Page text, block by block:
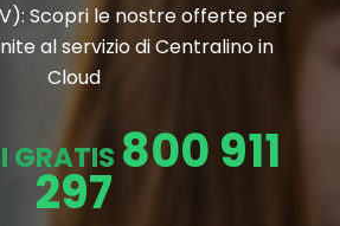
Scopri le nostre offerte per
al servizio di Centralino in
Cloud
GRATIS 800 911
297